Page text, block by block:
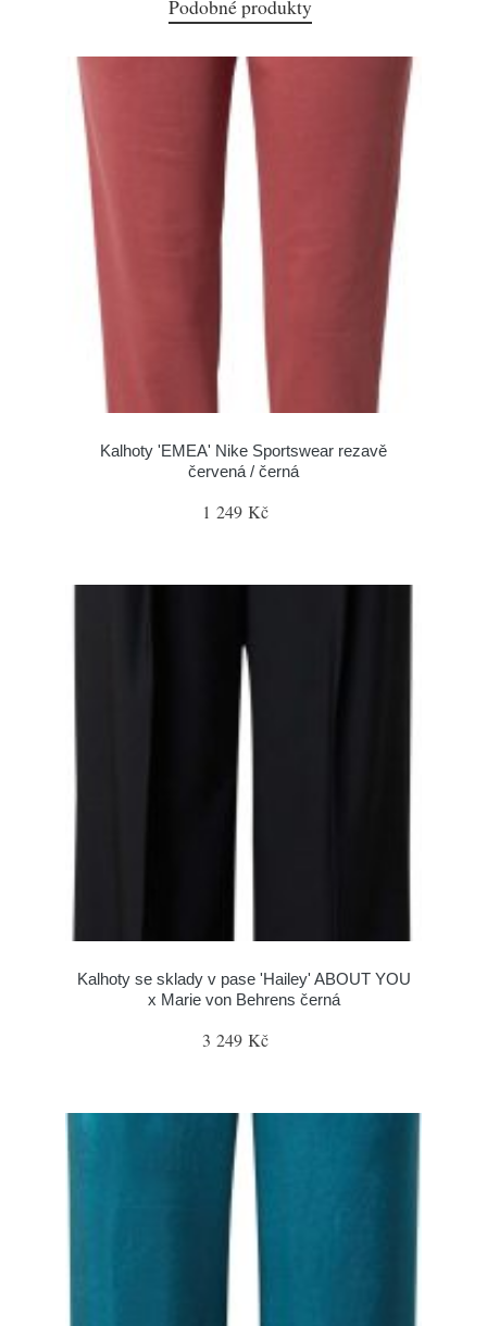
Podobné produkty
Kalhoty 'EMEA' Nike Sportswear rezavě
červená / černá
1 249 Kč
Kalhoty se sklady v pase 'Hailey' ABOUT YOU
x Marie von Behrens černá
3 249 Kč